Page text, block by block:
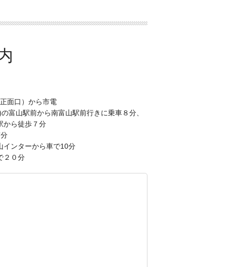
面口）から市電
富山駅前から南富山駅前行きに乗車８分、
から徒歩７分
インターから車で10分
２０分